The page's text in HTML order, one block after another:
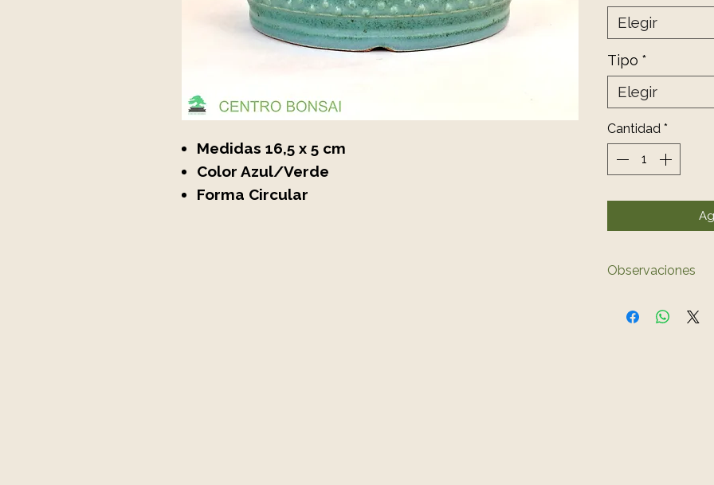
Medidas 16,5 x 5 cm
Color Azul/Verde
Forma Circular
Elegir
Tipo *
Elegir
Cantidad *
Observaciones
ligeramente